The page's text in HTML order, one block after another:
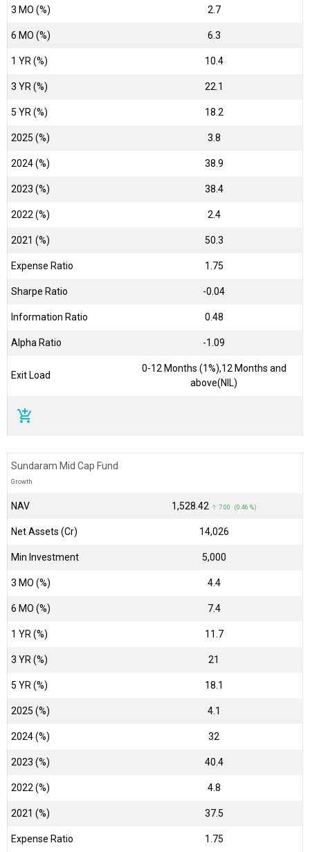
3 MO (%) 2.7
6 MO (%) 6.3
1 YR (%) 10.4
3 YR (%) 22.1
5 YR (%) 18.2
2025 (%) 3.8
2024 (%) 38.9
2023 (%) 38.4
2022 (%) 2.4
2021 (%) 50.3
Expense Ratio 1.75
Sharpe Ratio -0.04
Information Ratio 0.48
Alpha Ratio -1.09
Exit Load
0-12 Months (1%),12 Months and
above(NIL)
add_shopping_cart
Sundaram Mid Cap Fund
Growth
NAV ₹1,528.42 ↑ 7.00 (0.46 %)
Net Assets (Cr) ₹14,026
Min Investment 5,000
3 MO (%) 4.4
6 MO (%) 7.4
1 YR (%) 11.7
3 YR (%) 21
5 YR (%) 18.1
2025 (%) 4.1
2024 (%) 32
2023 (%) 40.4
2022 (%) 4.8
2021 (%) 37.5
Expense Ratio 1.75